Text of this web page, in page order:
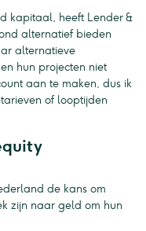
kapitaal, heeft Lender &
alternatief bieden
alternatieve
hun projecten niet
aan te maken, dus ik
of looptijden
de kans om
zijn naar geld om hun